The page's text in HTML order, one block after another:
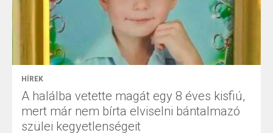
HÍREK
A halálba vetette magát egy 8 éves kisfiú,
mert már nem bírta elviselni bántalmazó
szülei kegyetlenségeit